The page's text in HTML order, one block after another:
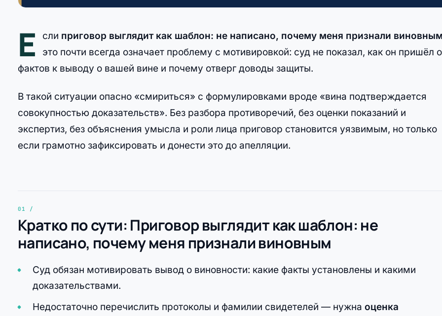
Е сли приговор выглядит как шаблон: не написано, почему меня признали
это почти всегда означает проблему с мотивировкой: суд не показал, как он пришёл
фактов к выводу о вашей вине и почему отверг доводы защиты.
В такой ситуации опасно «смириться» с формулировками вроде «вина подтверждается
совокупностью доказательств». Без разборa противоречий, без оценки показаний и
экспертиз, без объяснения умысла и роли лица приговор становится уязвимым, но только
если грамотно зафиксировать и донести это до апелляции.
Кратко по сути: Приговор выглядит как шаблон: не
написано, почему меня признали виновным
Суд обязан мотивировать вывод о виновности: какие факты установлены и какими
доказательствами.
Недостаточно перечислить протоколы и фамилии свидетелей — нужнаоценка